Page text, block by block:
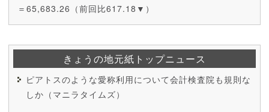
＝65,683.26（前回比617.18▼）
きょうの地元紙トップニュース
ピアトスのような愛称利用について会計検査院も規則な
しか（マニラタイムズ）